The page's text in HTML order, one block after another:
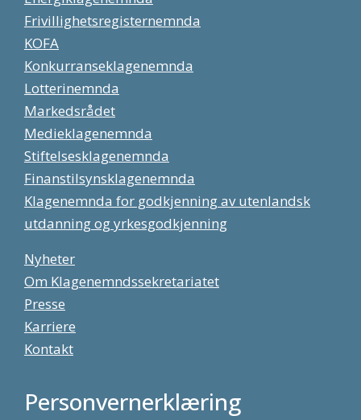
Frivillighetsregisternemnda
KOFA
Konkurranseklagenemnda
Lotterinemnda
Markedsrådet
Medieklagenemnda
Stiftelsesklagenemnda
Finanstilsynsklagenemnda
Klagenemnda for godkjenning av utenlandsk
utdanning og yrkesgodkjenning
Nyheter
Om Klagenemndssekretariatet
Presse
Karriere
Kontakt
Personvernerklæring